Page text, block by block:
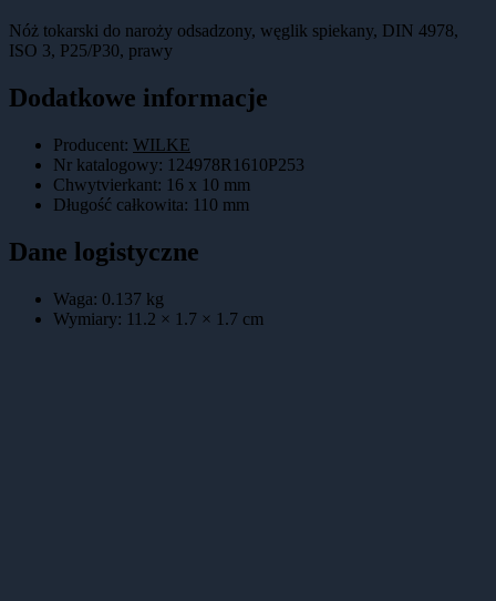
Nóż tokarski do naroży odsadzony, węglik spiekany, DIN 4978,
ISO 3, P25/P30, prawy
Dodatkowe informacje
Producent: WILKE
Nr katalogowy: 124978R1610P253
Chwytvierkant: 16 x 10 mm
Długość całkowita: 110 mm
Dane logistyczne
Waga: 0.137 kg
Wymiary: 11.2 × 1.7 × 1.7 cm